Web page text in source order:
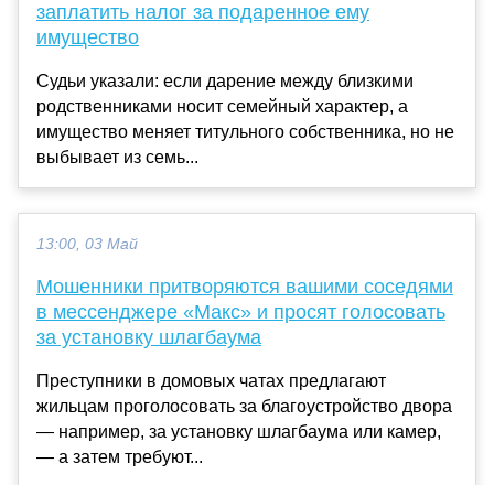
заплатить налог за подаренное ему
имущество
Судьи указали: если дарение между близкими
родственниками носит семейный характер, а
имущество меняет титульного собственника, но не
выбывает из семь...
13:00, 03 Май
Мошенники притворяются вашими соседями
в мессенджере «Макс» и просят голосовать
за установку шлагбаума
Преступники в домовых чатах предлагают
жильцам проголосовать за благоустройство двора
— например, за установку шлагбаума или камер,
— а затем требуют...